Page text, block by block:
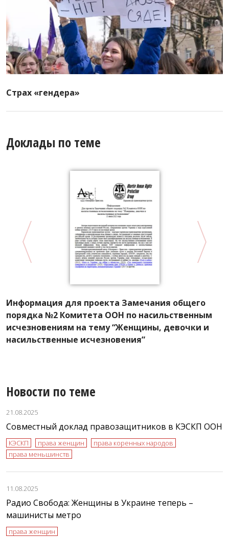
Страх «гендера»
Доклады по теме
Информация для проекта Замечания общего
порядка №2 Комитета ООН по насильственным
исчезновениям на тему “Женщины, девочки и
насильственные исчезновения”
Новости по теме
21.08.2025
Совместный доклад правозащитников в КЭСКП ООН
КЭСКП права женщин
права коренных народов
права меньшинств
11.08.2025
Радио Свобода: Женщины в Украине теперь –
машинисты метро
права женщин